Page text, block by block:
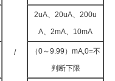
/
2uA、20uA、200u
A、2mA、10mA
（0～9.99）mA,0=不
判断下限